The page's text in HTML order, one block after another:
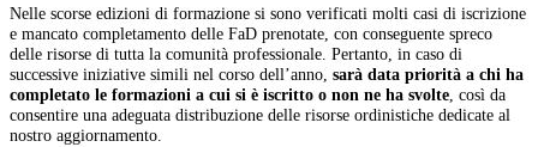
Nelle scorse edizioni di formazione si sono verificati molti casi di iscrizione
e mancato completamento delle FaD prenotate, con conseguente spreco
delle risorse di tutta la comunità professionale. Pertanto, in caso di
successive iniziative simili nel corso dell’anno, sarà data priorità a chi ha
completato le formazioni a cui si è iscritto o non ne ha svolte , così da
consentire una adeguata distribuzione delle risorse ordinistiche dedicate al
nostro aggiornamento.